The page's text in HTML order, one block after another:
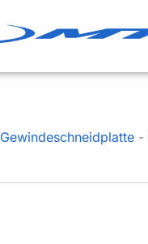
Gewindeschneidplatte -